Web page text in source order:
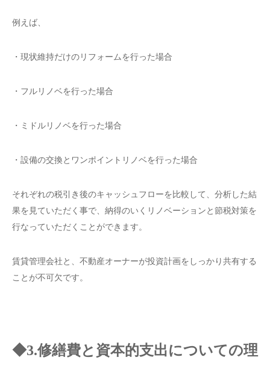
例えば、
・現状維持だけのリフォームを行った場合
・フルリノベを行った場合
・ミドルリノベを行った場合
・設備の交換とワンポイントリノベを行った場合
それぞれの税引き後のキャッシュフローを比較して、分析した結
果を見ていただく事で、納得のいくリノベーションと節税対策を
行なっていただくことができます。
賃貸管理会社と、不動産オーナーが投資計画をしっかり共有する
ことが不可欠です。
◆3.修繕費と資本的支出についての理